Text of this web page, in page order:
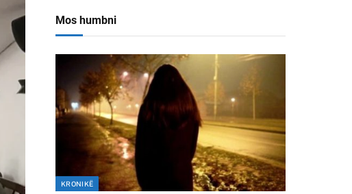
Mos humbni
KRONIKË